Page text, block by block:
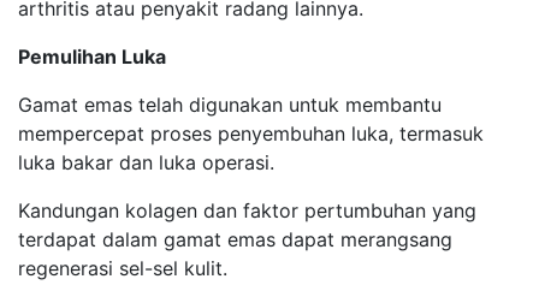
arthritis atau penyakit radang lainnya.
Pemulihan Luka
Gamat emas telah digunakan untuk membantu
mempercepat proses penyembuhan luka, termasuk
luka bakar dan luka operasi.
Kandungan kolagen dan faktor pertumbuhan yang
terdapat dalam gamat emas dapat merangsang
regenerasi sel-sel kulit.